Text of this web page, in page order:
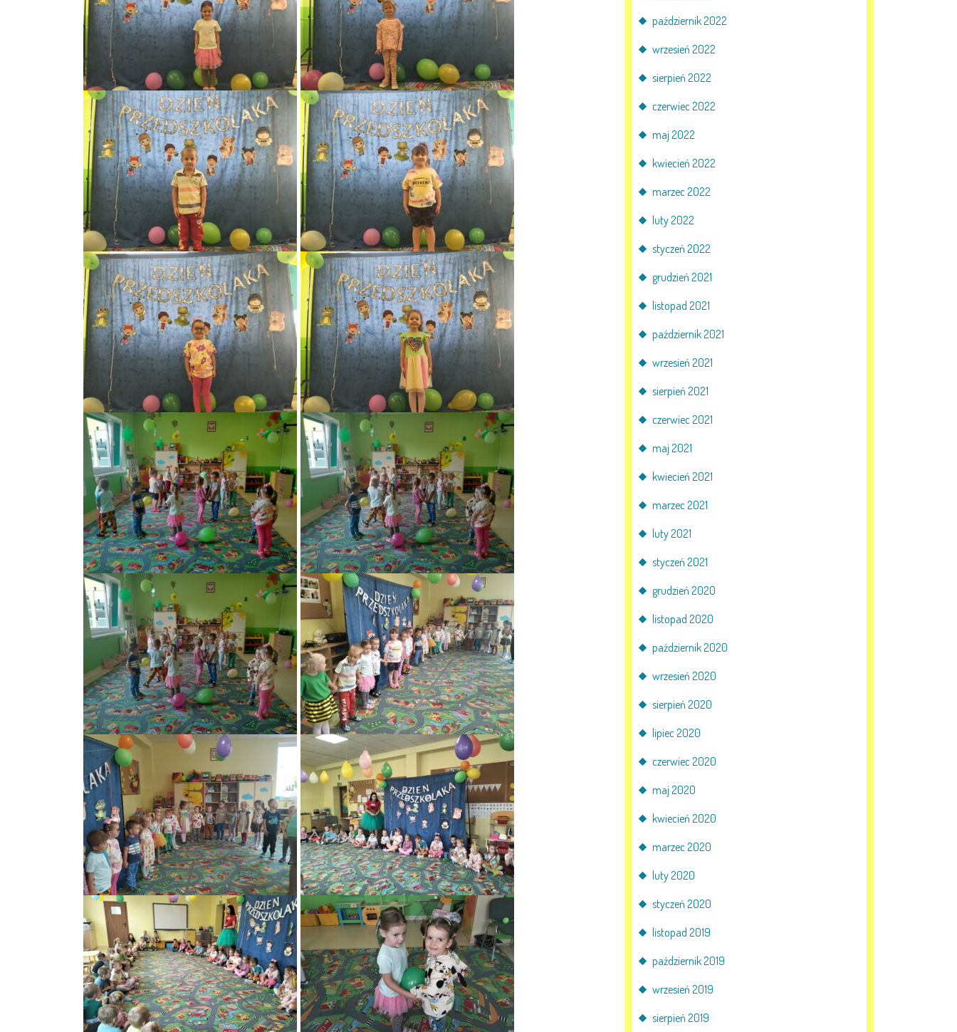
październik 2022
wrzesień 2022
sierpień 2022
czerwiec 2022
maj 2022
kwiecień 2022
marzec 2022
luty 2022
styczeń 2022
grudzień 2021
listopad 2021
październik 2021
wrzesień 2021
sierpień 2021
czerwiec 2021
maj 2021
kwiecień 2021
marzec 2021
luty 2021
styczeń 2021
grudzień 2020
listopad 2020
październik 2020
wrzesień 2020
sierpień 2020
lipiec 2020
czerwiec 2020
maj 2020
kwiecień 2020
marzec 2020
luty 2020
styczeń 2020
listopad 2019
październik 2019
wrzesień 2019
sierpień 2019